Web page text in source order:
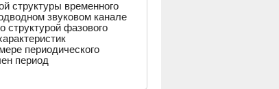
структуры временного
звуковом канале
структурой фазового
периодического
период